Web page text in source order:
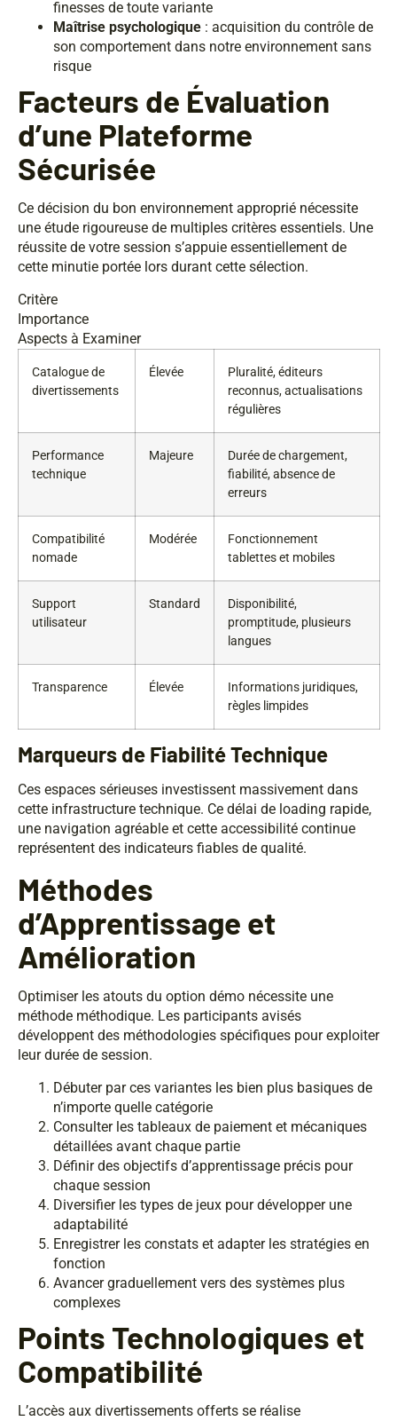
finesses de toute variante
Maîtrise psychologique : acquisition du contrôle de
son comportement dans notre environnement sans
risque
Facteurs de Évaluation
d’une Plateforme
Sécurisée
Ce décision du bon environnement approprié nécessite
une étude rigoureuse de multiples critères essentiels. Une
réussite de votre session s’appuie essentiellement de
cette minutie portée lors durant cette sélection.
Critère
Importance
Aspects à Examiner
Catalogue de
divertissements
Élevée
Pluralité, éditeurs
reconnus, actualisations
régulières
Performance
technique
Majeure
Durée de chargement,
fiabilité, absence de
erreurs
Compatibilité
nomade
Modérée
Fonctionnement
tablettes et mobiles
Support
utilisateur
Standard
Disponibilité,
promptitude, plusieurs
langues
Transparence Élevée
Informations juridiques,
règles limpides
Marqueurs de Fiabilité Technique
Ces espaces sérieuses investissent massivement dans
cette infrastructure technique. Ce délai de loading rapide,
une navigation agréable et cette accessibilité continue
représentent des indicateurs fiables de qualité.
Méthodes
d’Apprentissage et
Amélioration
Optimiser les atouts du option démo nécessite une
méthode méthodique. Les participants avisés
développent des méthodologies spécifiques pour exploiter
leur durée de session.
Débuter par ces variantes les bien plus basiques de
n’importe quelle catégorie
Consulter les tableaux de paiement et mécaniques
détaillées avant chaque partie
Définir des objectifs d’apprentissage précis pour
chaque session
Diversifier les types de jeux pour développer une
adaptabilité
Enregistrer les constats et adapter les stratégies en
fonction
Avancer graduellement vers des systèmes plus
complexes
Points Technologiques et
Compatibilité
L’accès aux divertissements offerts se réalise